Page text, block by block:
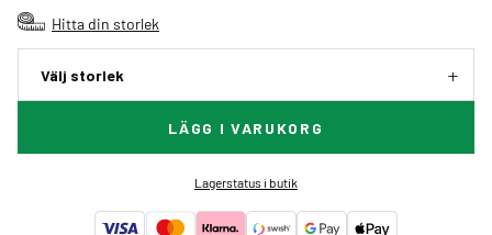
Hitta din storlek
Välj storlek
LÄGG I VARUKORG
Lagerstatus i butik